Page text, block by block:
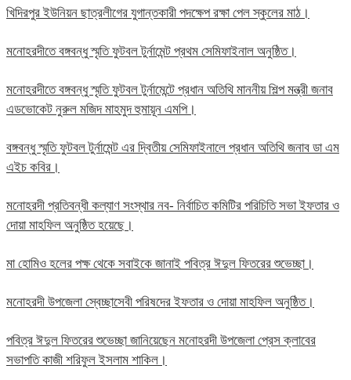
খিদিরপুর ইউনিয়ন ছাত্রলীগের যুগান্তকারী পদক্ষেপ রক্ষা পেল স্কুলের মাঠ।
মনোহরদীতে বঙ্গবন্ধু স্মৃতি ফুটবল টুর্নামেন্ট প্রথম সেমিফাইনাল অনুষ্ঠিত।
মনোহরদীতে বঙ্গবন্ধু স্মৃতি ফুটবল টুর্নামেন্টে প্রধান অতিথি মাননীয় শিল্প মন্ত্রী জনাব
এডভোকেট নুরুল মজিদ মাহমুদ হুমায়ূন এমপি।
বঙ্গবন্ধু স্মৃতি ফুটবল টুর্নামেন্ট এর দ্বিতীয় সেমিফাইনালে প্রধান অতিথি জনাব ডা এম
এইচ কবির।
মনোহরদী প্রতিবন্ধী কল্যাণ সংস্থার নব- নির্বাচিত কমিটির পরিচিতি সভা ইফতার ও
দোয়া মাহফিল অনুষ্ঠিত হয়েছে।
মা হোমিও হলের পক্ষ থেকে সবাইকে জানাই পবিত্র ঈদুল ফিতরের শুভেচ্ছা।
মনোহরদী উপজেলা স্বেচ্ছাসেবী পরিষদের ইফতার ও দোয়া মাহফিল অনুষ্ঠিত।
পবিত্র ঈদুল ফিতরের শুভেচ্ছা জানিয়েছেন মনোহরদী উপজেলা প্রেস ক্লাবের
সভাপতি কাজী শরিফুল ইসলাম শাকিল।